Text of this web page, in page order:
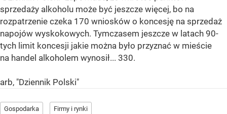
sprzedaży alkoholu może być jeszcze więcej, bo na
rozpatrzenie czeka 170 wniosków o koncesję na sprzedaż
napojów wyskokowych. Tymczasem jeszcze w latach 90-
tych limit koncesji jakie można było przyznać w mieście
na handel alkoholem wynosił... 330.
arb, "Dziennik Polski"
Gospodarka Firmy i rynki